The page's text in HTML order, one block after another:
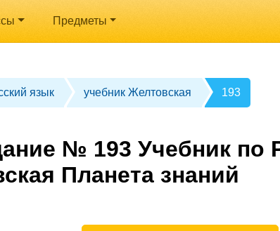
Предметы
язык учебник Желтовская 193
№ 193 Учебник по
Планета знаний